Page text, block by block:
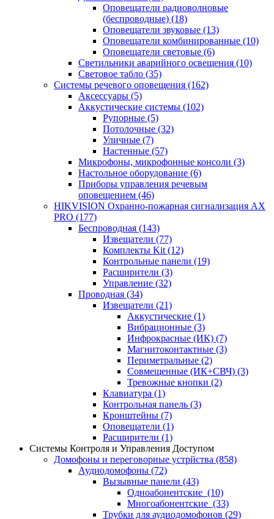
Оповещатели радиоволновые
(беспроводные) (18)
Оповещатели звуковые (13)
Оповещатели комбинированные (10)
Оповещатели световые (6)
Светильники аварийного освещения (10)
Световое табло (35)
Системы речевого оповещения (162)
Аксессуары (5)
Аккустические системы (102)
Рупорные (5)
Потолочные (32)
Уличные (7)
Настенные (57)
Микрофоны, микрофонные консоли (3)
Настольное оборудование (6)
Приборы управления речевым
оповещением (46)
HIKVISION Охранно-пожарная сигнализация AX
PRO (177)
Беспроводная (143)
Извещатели (77)
Комплекты Kit (12)
Контрольные панели (19)
Расширители (3)
Управление (32)
Проводная (34)
Извещатели (21)
Аккустические (1)
Вибрационные (3)
Инфрокрасные (ИК) (7)
Магнитоконтактные (3)
Периметральные (2)
Совмещенные (ИК+СВЧ) (3)
Тревожные кнопки (2)
Клавиатура (1)
Контрольная панель (3)
Кронштейны (7)
Оповещатели (1)
Расширители (1)
Системы Контроля и Управления Доступом
Домофоны и переговорные устрйства (858)
Аудиодомофоны (72)
Вызывные панели (43)
Одноабонентские (10)
Многоабонентские (33)
Трубки для аудиодомофонов (29)